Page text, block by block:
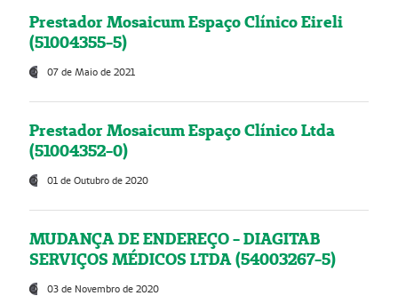
Prestador Mosaicum Espaço Clínico Eireli
(51004355-5)
07 de Maio de 2021
Prestador Mosaicum Espaço Clínico Ltda
(51004352-0)
01 de Outubro de 2020
MUDANÇA DE ENDEREÇO - DIAGITAB
SERVIÇOS MÉDICOS LTDA (54003267-5)
03 de Novembro de 2020